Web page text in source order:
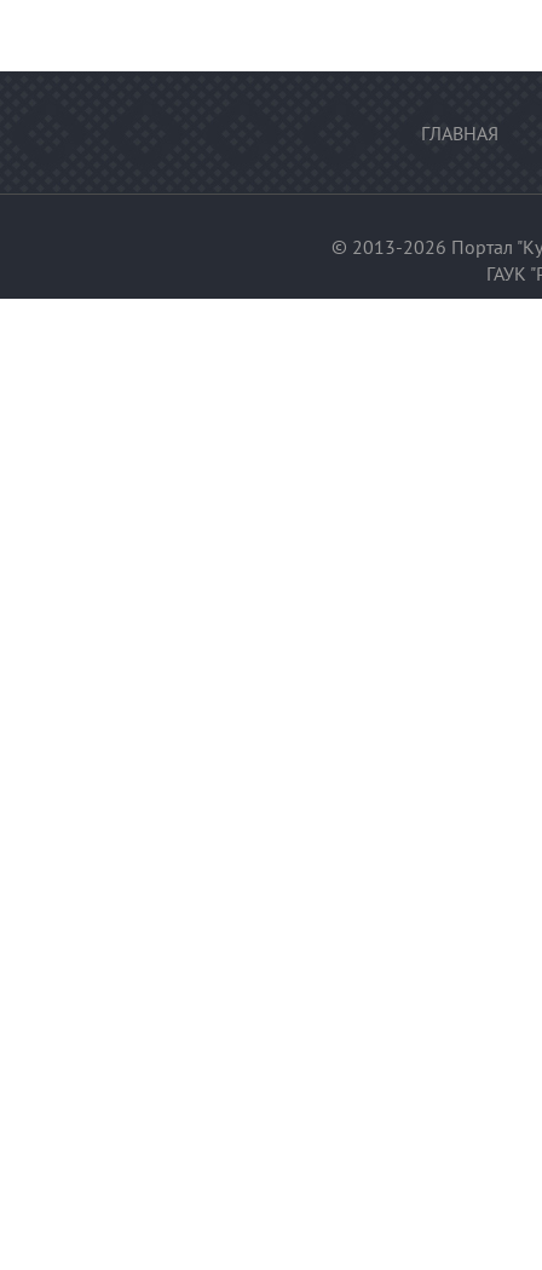
ГЛАВНАЯ
© 2013-2026 Портал
ГАУК